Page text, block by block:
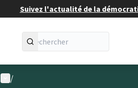
Suivez l'actualité de la
Menu utilisateur
/